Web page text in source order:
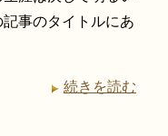
事のタイトルにあ
続きを読む